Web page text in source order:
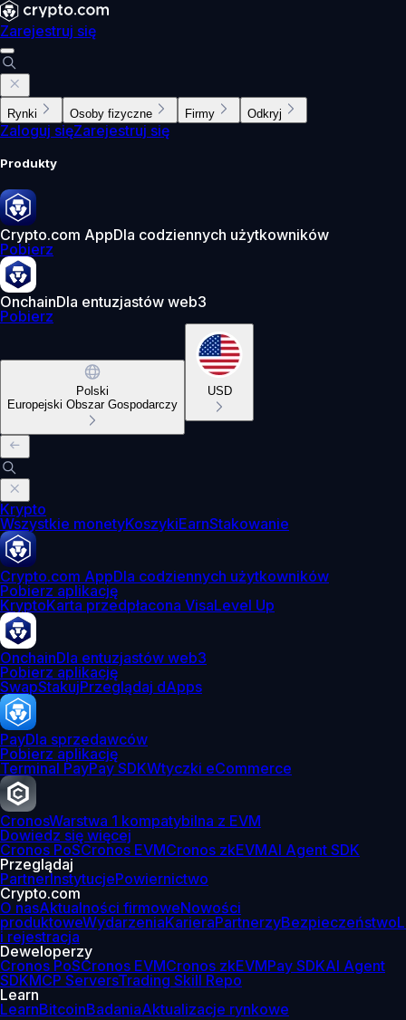
Zarejestruj się
Rynki Osoby fizyczne Firmy Odkryj
Zaloguj sięZarejestruj się
Produkty
Crypto.com AppDla codziennych użytkowników
Pobierz
OnchainDla entuzjastów web3
Pobierz
Polski
Europejski Obszar Gospodarczy
USD
Krypto
Wszystkie monetyKoszykiEarnStakowanie
Crypto.com AppDla codziennych użytkowników
Pobierz aplikację
KryptoKarta przedpłacona VisaLevel Up
OnchainDla entuzjastów web3
Pobierz aplikację
SwapStakujPrzeglądaj dApps
PayDla sprzedawców
Pobierz aplikację
Terminal PayPay SDKWtyczki eCommerce
CronosWarstwa 1 kompatybilna z EVM
Dowiedz się więcej
Cronos PoSCronos EVMCronos zkEVMAI Agent SDK
Przeglądaj
PartnerInstytucjePowiernictwo
Crypto.com
O nasAktualności firmoweNowości
produktoweWydarzeniaKarieraPartnerzyBezpieczeństwo
i rejestracja
Deweloperzy
Cronos PoSCronos EVMCronos zkEVMPay SDKAI Agent
SDKMCP ServersTrading Skill Repo
Learn
LearnBitcoinBadaniaAktualizacje rynkowe